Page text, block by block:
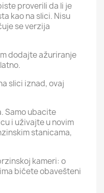
proverili da li je
kao na slici. Nisu
se verzija
dodajte ažuriranje
slici iznad, ovaj
Samo ubacite
i uživajte u novim
stanicama,
kameri: o
bićete obavešteni